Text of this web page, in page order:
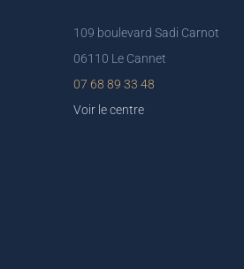
109 boulevard Sadi Carnot
06110 Le Cannet
07 68 89 33 48
Voir le centre